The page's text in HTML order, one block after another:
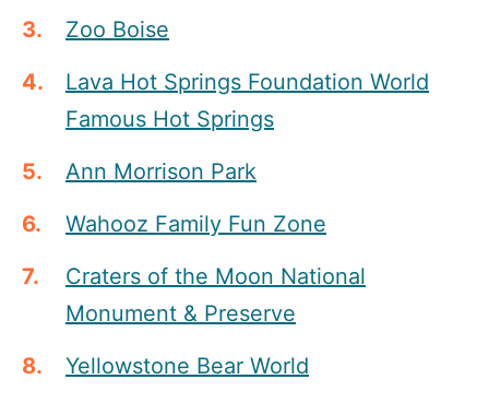
Zoo Boise
Lava Hot Springs Foundation World
Famous Hot Springs
Ann Morrison Park
Wahooz Family Fun Zone
Craters of the Moon National
Monument & Preserve
Yellowstone Bear World